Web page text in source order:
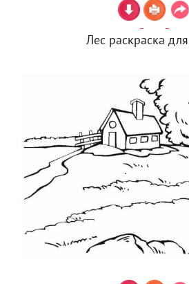
Лес раскраска